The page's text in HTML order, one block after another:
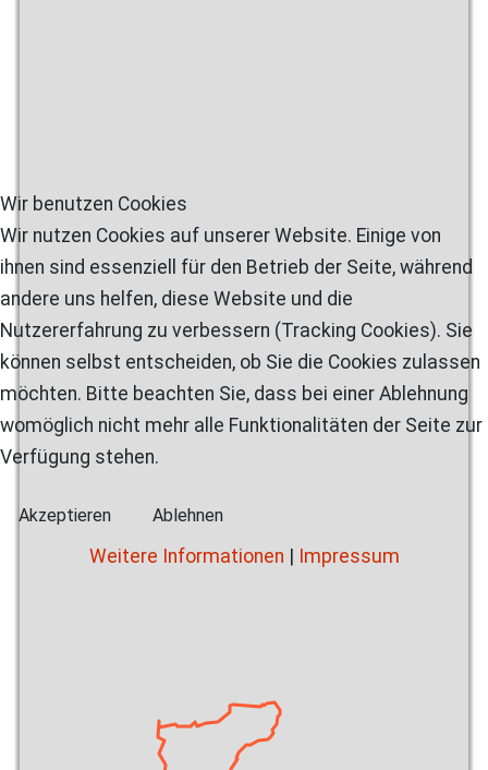
Wir benutzen Cookies
Wir nutzen Cookies auf unserer Website. Einige von
ihnen sind essenziell für den Betrieb der Seite, während
andere uns helfen, diese Website und die
Nutzererfahrung zu verbessern (Tracking Cookies). Sie
können selbst entscheiden, ob Sie die Cookies zulassen
möchten. Bitte beachten Sie, dass bei einer Ablehnung
womöglich nicht mehr alle Funktionalitäten der Seite zur
Verfügung stehen.
Akzeptieren Ablehnen
Weitere Informationen | Impressum